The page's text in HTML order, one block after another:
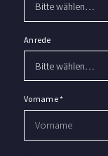
Anrede
Vorname*